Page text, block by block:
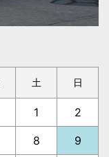
土 日
1 2
8 9